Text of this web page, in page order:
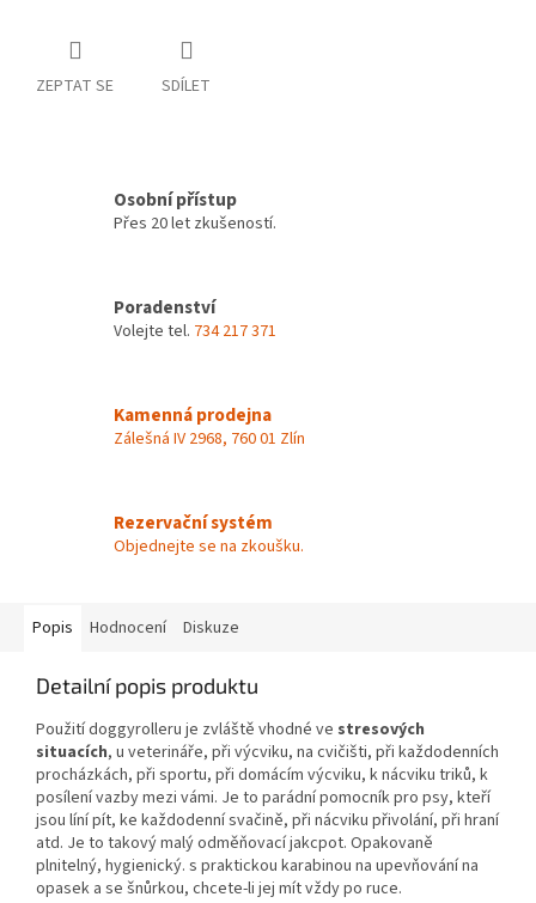
ZEPTAT SE SDÍLET
Osobní přístup
Přes 20 let zkušeností.
Poradenství
Volejte tel. 734 217 371
Kamenná prodejna
Zálešná IV 2968, 760 01 Zlín
Rezervační systém
Objednejte se na zkoušku.
Popis Hodnocení Diskuze
Detailní popis produktu
Použití doggyrolleru je zvláště vhodné ve stresových
situacích, u veterináře, při výcviku, na cvičišti, při každodenních
procházkách, při sportu, při domácím výcviku, k nácviku triků, k
posílení vazby mezi vámi. Je to parádní pomocník pro psy, kteří
jsou líní pít, ke každodenní svačině, při nácviku přivolání, při hraní
atd. Je to takový malý odměňovací jakcpot. Opakovaně
plnitelný, hygienický. s praktickou karabinou na upevňování na
opasek a se šnůrkou, chcete-li jej mít vždy po ruce.